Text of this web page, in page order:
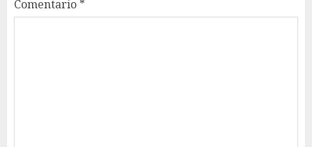
Comentario *